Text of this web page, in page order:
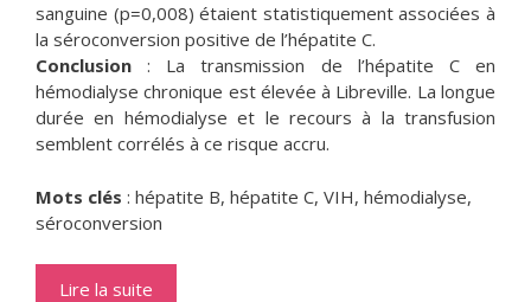
sanguine (p=0,008) étaient statistiquement associées à
la séroconversion positive de l’hépatite C.
Conclusion : La transmission de l’hépatite C en
hémodialyse chronique est élevée à Libreville. La longue
durée en hémodialyse et le recours à la transfusion
semblent corrélés à ce risque accru.
Mots clés : hépatite B, hépatite C, VIH, hémodialyse,
séroconversion
Lire la suite